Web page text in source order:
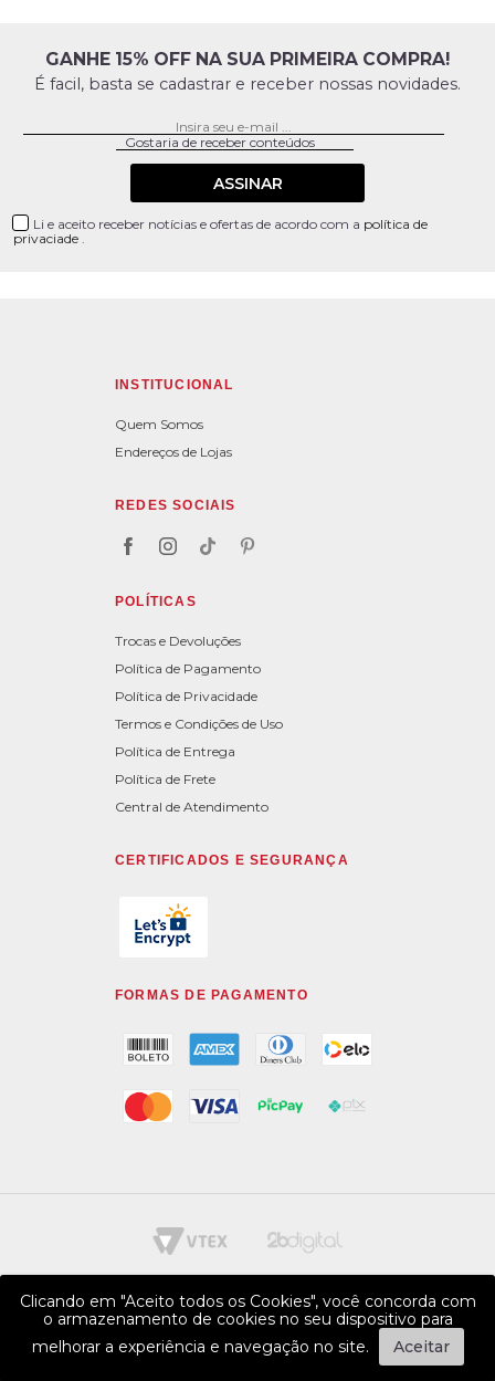
GANHE 15% OFF NA SUA PRIMEIRA COMPRA!
É facil, basta se cadastrar e receber nossas novidades.
ASSINAR
Li e aceito receber notícias e ofertas de acordo com a política de
privaciade .
INSTITUCIONAL
Quem Somos
Endereços de Lojas
REDES SOCIAIS
POLÍTICAS
Trocas e Devoluções
Política de Pagamento
Política de Privacidade
Termos e Condições de Uso
Política de Entrega
Política de Frete
Central de Atendimento
CERTIFICADOS E SEGURANÇA
FORMAS DE PAGAMENTO
Clicando em "Aceito todos os Cookies", você concorda com
o armazenamento de cookies no seu dispositivo para
melhorar a experiência e navegação no site.
Aceitar